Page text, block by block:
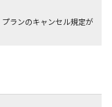
ランのキャンセル規定が